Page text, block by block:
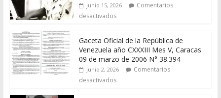
junio 15, 2026
Comentarios
desactivados
Gaceta Oficial de la República de
Venezuela año CXXXIII Mes V, Caracas
09 de marzo de 2006 N° 38.394
junio 2, 2026
Comentarios
desactivados